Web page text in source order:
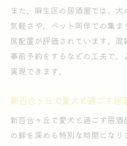
また、麻生区の居酒屋では、
気軽さや、ペット同伴での集
席配置が評価されています。混
事前予約をするなどの工夫で
実現できます。
新百合ヶ丘で愛犬と過ごす居
新百合ヶ丘で愛犬と過ごす居酒
の絆を深める特別な時間にな